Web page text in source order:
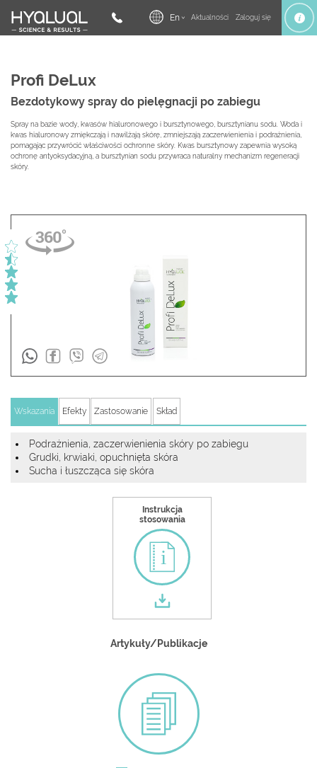
Aktualności Zaloguj się
En
Profi DeLux
Bezdotykowy spray do pielęgnacji po zabiegu
Spray na bazie wody, kwasów hialuronowego i bursztynowego, bursztynianu sodu. Woda i
kwas hialuronowy zmiękczają i nawilżają skórę, zmniejszają zaczerwienienia i podrażnienia,
pomagając przywrócić właściwości ochronne skóry. Kwas bursztynowy zapewnia wysoką
ochronę antyoksydacyjną, а bursztynian sodu przywraca naturalny mechanizm regeneracji
skóry.
Wskazania Efekty Zastosowanie Skład
Podrażnienia, zaczerwienienia skóry po zabiegu
Grudki, krwiaki, opuchnięta skóra
Sucha i łuszcząca się skóra
Instrukcja
stosowania
Artykuły/Publikacje